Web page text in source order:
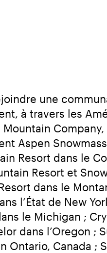
une
à travers les
Company,
Aspen
Resort dans le
Resort et
dans le
l’État de New
le Michigan ;
dans l’Oregon ;
Ontario, Canada ;